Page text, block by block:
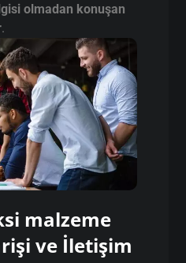
olmadan konuşan
.
malzeme
ve İletişim